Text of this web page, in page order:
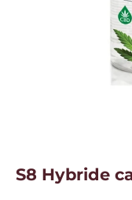
S8 Hybride